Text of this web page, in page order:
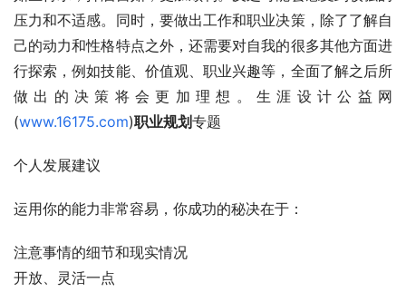
压力和不适感。同时，要做出工作和职业决策，除了了解自
己的动力和性格特点之外，还需要对自我的很多其他方面进
行探索，例如技能、价值观、职业兴趣等，全面了解之后所
做出的决策将会更加理想。生涯设计公益网
(www.16175.com)职业规划专题
个人发展建议
运用你的能力非常容易，你成功的秘决在于：
注意事情的细节和现实情况
开放、灵活一点